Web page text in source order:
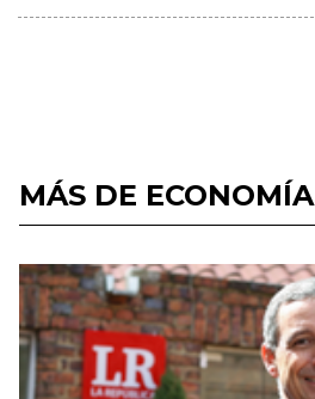
MÁS DE ECONOMÍA